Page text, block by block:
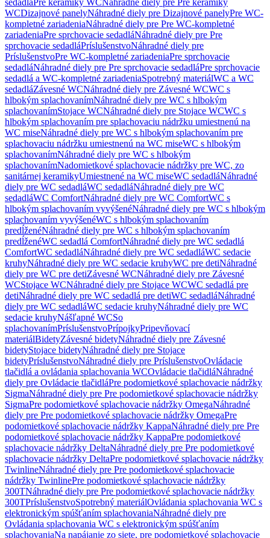
sedadláPre keramiky WCNáhradné diely pre Pre keramiky
WCDizajnové panelyNáhradné diely pre Dizajnové panelyPre WC-
kompletné zariadeniaNáhradné diely pre Pre WC-kompletné
zariadeniaPre sprchovacie sedadláNáhradné diely pre Pre
sprchovacie sedadláPríslušenstvoNáhradné diely pre
PríslušenstvoPre WC-kompletné zariadeniaPre sprchovacie
sedadláNáhradné diely pre Pre sprchovacie sedadláPre sprchovacie
sedadlá a WC-kompletné zariadeniaSpotrebný materiálWC a WC
sedadláZávesné WCNáhradné diely pre Závesné WCWC s
hlbokým splachovanímNáhradné diely pre WC s hlbokým
splachovanímStojace WCNáhradné diely pre Stojace WCWC s
hlbokým splachovaním pre splachovaciu nádržku umiestnenú na
WC miseNáhradné diely pre WC s hlbokým splachovaním pre
splachovaciu nádržku umiestnenú na WC miseWC s hlbokým
splachovanímNáhradné diely pre WC s hlbokým
splachovanímNadomietkové splachovacie nádržky pre WC, zo
sanitárnej keramikyUmiestnené na WC miseWC sedadláNáhradné
diely pre WC sedadláWC sedadláNáhradné diely pre WC
sedadláWC ComfortNáhradné diely pre WC ComfortWC s
hlbokým splachovaním vyvýšenéNáhradné diely pre WC s hlbokým
splachovaním vyvýšenéWC s hlbokým splachovaním
predĺženéNáhradné diely pre WC s hlbokým splachovaním
predĺženéWC sedadlá ComfortNáhradné diely pre WC sedadlá
ComfortWC sedadláNáhradné diely pre WC sedadláWC sedacie
kruhyNáhradné diely pre WC sedacie kruhyWC pre detiNáhradné
diely pre WC pre detiZávesné WCNáhradné diely pre Závesné
WCStojace WCNáhradné diely pre Stojace WCWC sedadlá pre
detiNáhradné diely pre WC sedadlá pre detiWC sedadláNáhradné
diely pre WC sedadláWC sedacie kruhyNáhradné diely pre WC
sedacie kruhyNášľapné WCSo
splachovanímPríslušenstvoPrípojkyPripevňovací
materiálBidetyZávesné bidetyNáhradné diely pre Závesné
bidetyStojace bidetyNáhradné diely pre Stojace
bidetyPríslušenstvoNáhradné diely pre PríslušenstvoOvládacie
tlačidlá a ovládania splachovania WCOvládacie tlačidláNáhradné
diely pre Ovládacie tlačidláPre podomietkové splachovacie nádržky
SigmaNáhradné diely pre Pre podomietkové splachovacie nádržky
SigmaPre podomietkové splachovacie nádržky OmegaNáhradné
diely pre Pre podomietkové splachovacie nádržky OmegaPre
podomietkové splachovacie nádržky KappaNáhradné diely pre Pre
podomietkové splachovacie nádržky KappaPre podomietkové
splachovacie nádržky DeltaNáhradné diely pre Pre podomietkové
splachovacie nádržky DeltaPre podomietkové splachovacie nádržky
TwinlineNáhradné diely pre Pre podomietkové splachovacie
nádržky TwinlinePre podomietkové splachovacie nádržky
300TNáhradné diely pre Pre podomietkové splachovacie nádržky
300TPríslušenstvoSpotrebný materiálOvládania splachovania WC s
elektronickým spúšťaním splachovaniaNáhradné diely pre
Ovládania splachovania WC s elektronickým spúšťaním
splachovaniaNa napájanie zo siete, pre podomietkové splachovacie